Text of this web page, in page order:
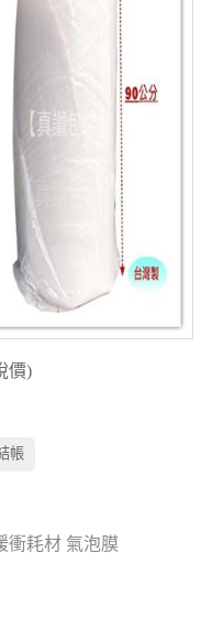
價)
衝耗材 氣泡膜